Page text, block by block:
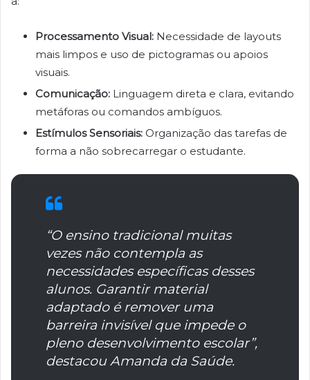
Processamento Visual: Necessidade de layouts
mais limpos e uso de pictogramas ou apoios
visuais.
Comunicação: Linguagem direta e clara, evitando
metáforas ou comandos ambíguos.
Estímulos Sensoriais: Organização das tarefas de
forma a não sobrecarregar o estudante.
“O ensino tradicional muitas
vezes não contempla as
necessidades específicas desses
alunos. Garantir material
adaptado é remover uma
barreira invisível que impede o
pleno desenvolvimento escolar”,
destacou Amanda da Saúde.